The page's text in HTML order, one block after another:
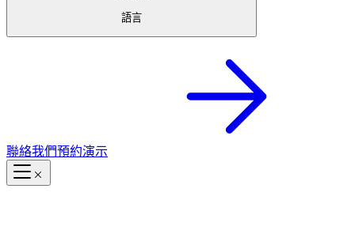
語言
聯絡我們預約演示